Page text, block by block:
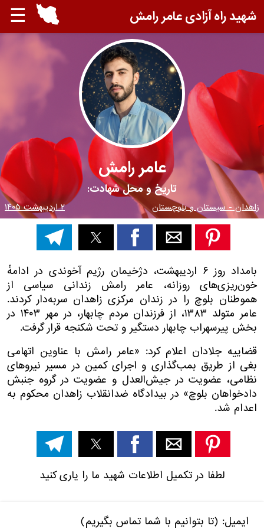
☰ شهید راه آزادی عامر رامش
عامر رامش
تاریخ و محل شهادت:
زاهدان - سیستان و بلوچستان ۲ اردیبهشت ۱۴۰۵
بامداد روز ۶ اردیبهشت، دژخیمان رژیم آخوندی در ادامهٔ
خون‌ریزی‌های روزانه، عامر رامش زندانی سیاسی از
هموطنان بلوچ را در زندان مرکزی زاهدان سربه‌دار کردند.
عامر متولد ۱۳۸۳، از فرزندان مردم چابهار، در مهر ۱۴۰۳ در
بخش پیرسهراب چابهار دستگیر و تحت شکنجه قرار گرفت.
قضاییه جلادان اعلام کرد: «عامر رامش با عناوین اتهامی
بغی از طریق بمب‌گذاری و اجرای کمین در مسیر نیرو‌های
نظامی، عضویت در جیش‌العدل و عضویت در گروه جنبش
دادخواهان بلوچ» در بیدادگاه ضدانقلاب زاهدان محکوم به
اعدام شد.
لطفا در تکمیل اطلاعات شهید ما را یاری کنید
ایمیل: (تا بتوانیم با شما تماس بگیریم)